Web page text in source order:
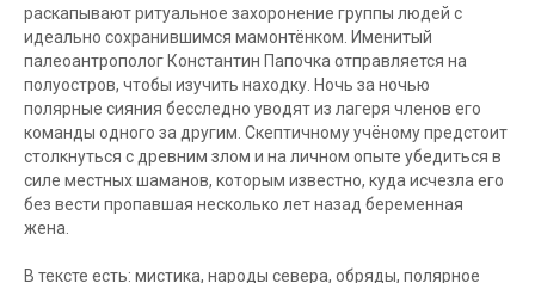
раскапывают ритуальное захоронение группы людей с
идеально сохранившимся мамонтёнком. Именитый
палеоантрополог Константин Папочка отправляется на
полуостров, чтобы изучить находку. Ночь за ночью
полярные сияния бесследно уводят из лагеря членов его
команды одного за другим. Скептичному учёному предстоит
столкнуться с древним злом и на личном опыте убедиться в
силе местных шаманов, которым известно, куда исчезла его
без вести пропавшая несколько лет назад беременная
жена.
В тексте есть: мистика, народы севера, обряды, полярное